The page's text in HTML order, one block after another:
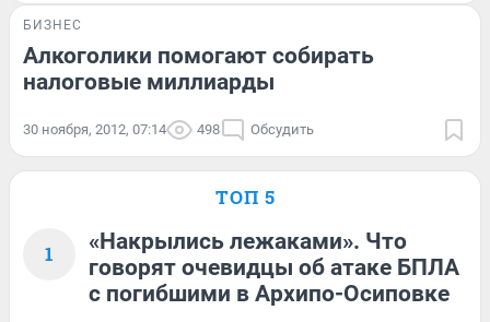
БИЗНЕС
Алкоголики помогают собирать
налоговые миллиарды
30 ноября, 2012, 07:14 498 Обсудить
ТОП 5
1
«Накрылись лежаками». Что
говорят очевидцы об атаке БПЛА
с погибшими в Архипо-Осиповке